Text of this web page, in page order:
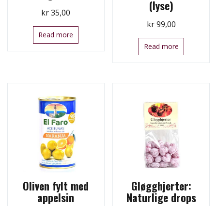
kr35,00
Read more
(lyse)
kr99,00
Read more
Oliven fylt med
appelsin
Gløgghjerter:
Naturlige drops